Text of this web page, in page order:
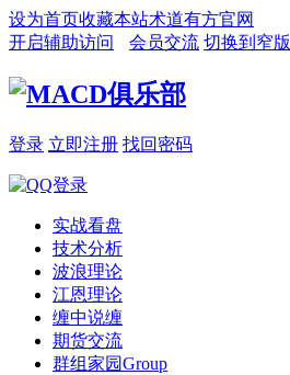
设为首页收藏本站术道有方官网
开启辅助访问
会员交流 切换到窄版
登录 立即注册 找回密码
实战看盘
技术分析
波浪理论
江恩理论
缠中说缠
期货交流
群组家园Group